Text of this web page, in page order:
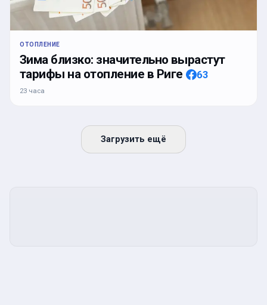
ОТОПЛЕНИЕ
Зима близко: значительно вырастут
тарифы на отопление в Риге
63
23 часа
Загрузить ещё